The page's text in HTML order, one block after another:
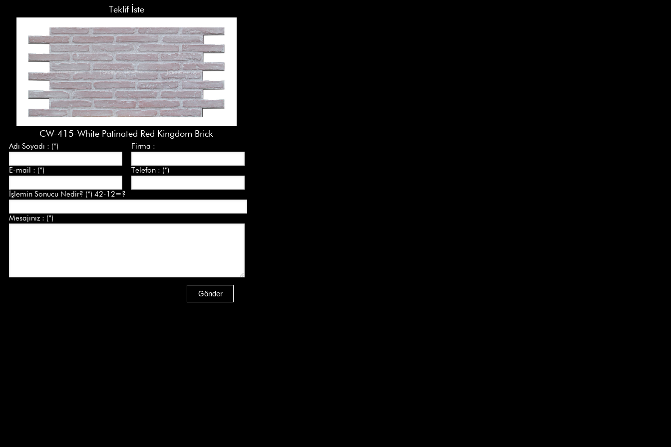
Teklif İste
CW-415-White Patinated Red Kingdom Brick
Adı Soyadı : (*) Firma :
E-mail : (*) Telefon : (*)
İşlemin Sonucu Nedir? (*) 42-12=?
Mesajınız : (*)